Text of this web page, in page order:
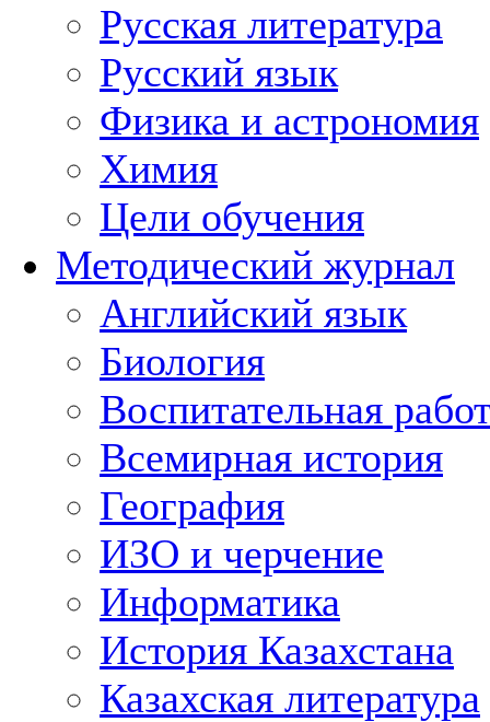
Русская литература
Русский язык
Физика и астрономия
Химия
Цели обучения
Методический журнал
Английский язык
Биология
Воспитательная
Всемирная история
География
ИЗО и черчение
Информатика
История Казахстана
Казахская литература